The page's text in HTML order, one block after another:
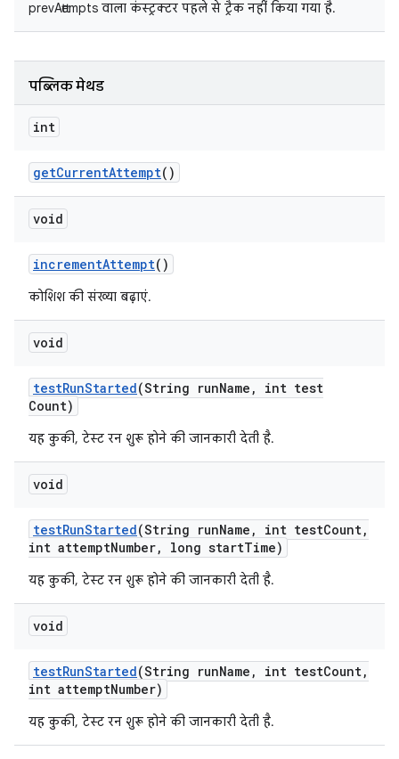
prevAttempts वाला कंस्ट्रक्टर पहले से ट्रैक नहीं किया गया है.
पब्लिक मेथड
int
getCurrentAttempt()
void
incrementAttempt()
कोशिश की संख्या बढ़ाएं.
void
testRunStarted(String runName ,
int test
Count)
यह कुकी, टेस्ट रन शुरू होने की जानकारी देती है.
void
testRunStarted(String runName , int testCount,
int attemptNumber, long startTime)
यह कुकी, टेस्ट रन शुरू होने की जानकारी देती है.
void
testRunStarted(String runName , int testCount,
int attemptNumber)
यह कुकी, टेस्ट रन शुरू होने की जानकारी देती है.